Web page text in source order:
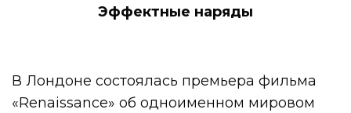
Эффектные наряды
В Лондоне состоялась премьера фильма
«Renaissance» об одноименном мировом